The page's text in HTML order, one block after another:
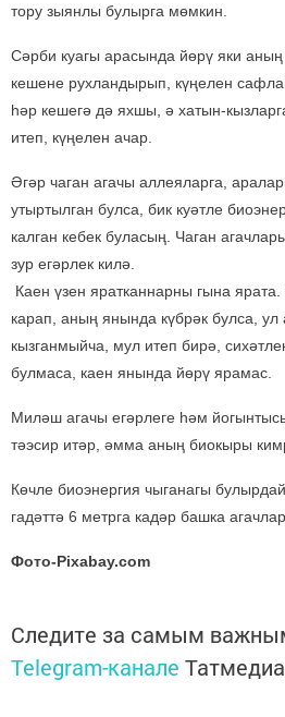
тору зыянлы булырга мөмкин.
Сәрби куагы арасында йөрү яки
кешене рухландырып, күңелен
һәр кешегә дә яхшы, ә хатын-
итеп, күңелен ачар.
Әгәр чаган агачы аллеяларга,
утыртылган булса, бик куәтле
калган кебек буласың. Чаган
зур егәрлек килә.
Каен үзен яратканнарны гына
карап, аның янында күбрәк булса, ул
кызганмыйча, мул итеп бирә,
булмаса, каен янында йөрү ярамас.
Миләш агачы егәрлеге һәм
тәэсир итәр, әмма аның биокыры
Көчле биоэнергия чыганагы
гадәттә 6 метрга кадәр башка
Фото-Pixabay.com
Следите за самым
Telegram-канале Татмедиа